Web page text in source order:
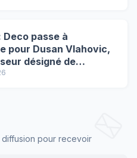
passe à
pour Dusan Vlahovic,
désigné de
!
pour recevoir